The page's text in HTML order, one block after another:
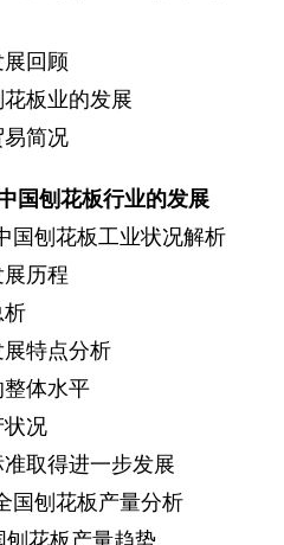
回顾
板业的发展
简况
国刨花板行业的发展
国刨花板工业状况解析
历程
析
特点分析
体水平
状况
取得进一步发展
国刨花板产量分析
刨花板产量趋势